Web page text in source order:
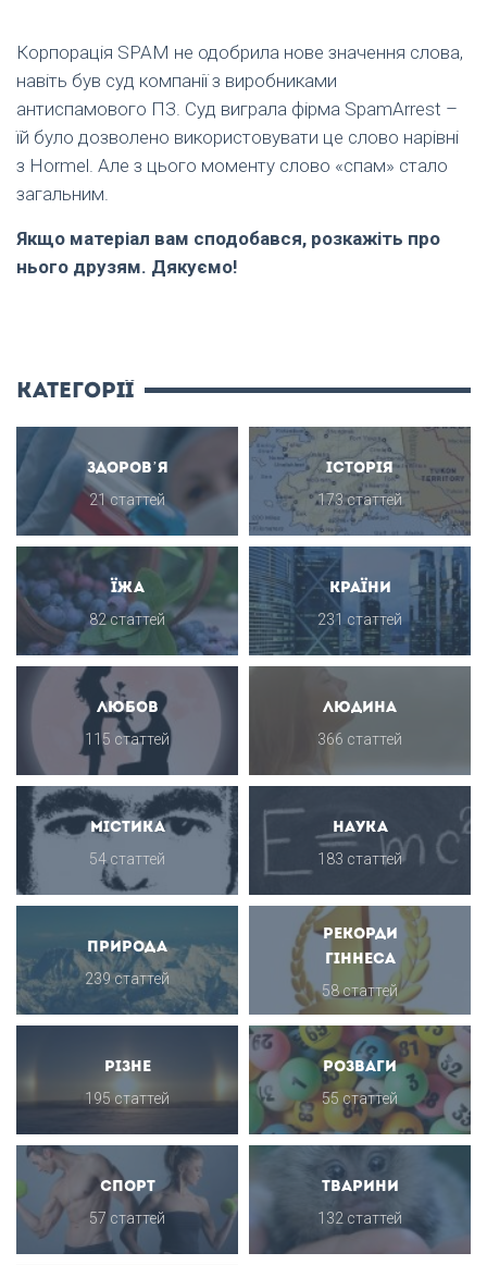
Корпорація SPAM не одобрила нове значення слова,
навіть був суд компанії з виробниками
антиспамового ПЗ. Суд виграла фірма SpamArrest –
їй було дозволено використовувати це слово нарівні
з Hormel. Але з цього моменту слово «спам» стало
загальним.
Якщо матеріал вам сподобався, розкажіть про
нього друзям. Дякуємо!
категорії
Здоров’я
21 статтей
Історія
173 статтей
Їжа
82 статтей
Країни
231 статтей
Любов
115 статтей
Людина
366 статтей
Містика
54 статтей
Наука
183 статтей
Природа
239 статтей
Рекорди
Гіннеса
58 статтей
Різне
195 статтей
Розваги
55 статтей
Спорт
57 статтей
Тварини
132 статтей